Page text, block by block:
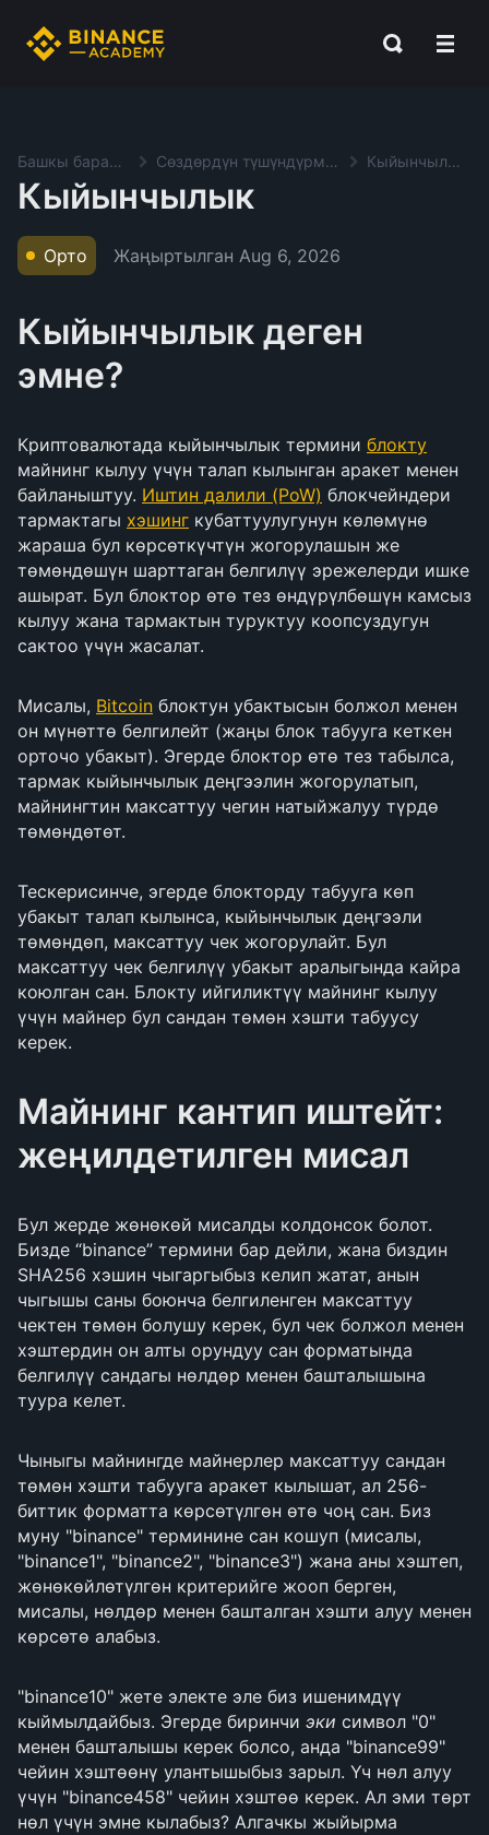
Башкы баракча Сөздөрдүн түшүндүрмөсү Кыйынчылык
Кыйынчылык
Орто Жаңыртылган Aug 6, 2026
Кыйынчылык деген
эмне?
Криптовалютада кыйынчылык термини блокту
майнинг кылуу үчүн талап кылынган аракет менен
байланыштуу. Иштин далили (PoW) блокчейндери
тармактагы хэшинг кубаттуулугунун көлөмүнө
жараша бул көрсөткүчтүн жогорулашын же
төмөндөшүн шарттаган белгилүү эрежелерди ишке
ашырат. Бул блоктор өтө тез өндүрүлбөшүн камсыз
кылуу жана тармактын туруктуу коопсуздугун
сактоо үчүн жасалат.
Мисалы, Bitcoin блоктун убактысын болжол менен
он мүнөттө белгилейт (жаңы блок табууга кеткен
орточо убакыт). Эгерде блоктор өтө тез табылса,
тармак кыйынчылык деңгээлин жогорулатып,
майнингтин максаттуу чегин натыйжалуу түрдө
төмөндөтөт.
Тескерисинче, эгерде блокторду табууга көп
убакыт талап кылынса, кыйынчылык деңгээли
төмөндөп, максаттуу чек жогорулайт. Бул
максаттуу чек белгилүү убакыт аралыгында кайра
коюлган сан. Блокту ийгиликтүү майнинг кылуу
үчүн майнер бул сандан төмөн хэшти табуусу
керек.
Майнинг кантип иштейт:
жеңилдетилген мисал
Бул жерде жөнөкөй мисалды колдонсок болот.
Бизде “binance” термини бар дейли, жана биздин
SHA256 хэшин чыгаргыбыз келип жатат, анын
чыгышы саны боюнча белгиленген максаттуу
чектен төмөн болушу керек, бул чек болжол менен
хэштердин он алты орундуу сан форматында
белгилүү сандагы нөлдөр менен башталышына
туура келет.
Чыныгы майнингде майнерлер максаттуу сандан
төмөн хэшти табууга аракет кылышат, ал 256-
биттик форматта көрсөтүлгөн өтө чоң сан. Биз
муну "binance" терминине сан кошуп (мисалы,
"binance1", "binance2", "binance3") жана аны хэштеп,
жөнөкөйлөтүлгөн критерийге жооп берген,
мисалы, нөлдөр менен башталган хэшти алуу менен
көрсөтө алабыз.
"binance10" жете электе эле биз ишенимдүү
кыймылдайбыз. Эгерде биринчи эки символ "0"
менен башталышы керек болсо, анда "binance99"
чейин хэштөөнү улантышыбыз зарыл. Үч нөл алуу
үчүн "binance458" чейин хэштөө керек. Ал эми төрт
нөл үчүн эмне кылабыз? Алгачкы жыйырма